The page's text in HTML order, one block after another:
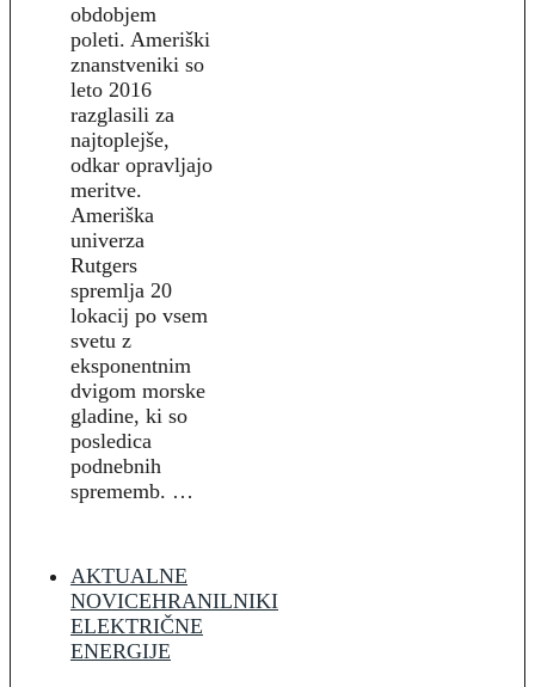
obdobjem
poleti. Ameriški
znanstveniki so
leto 2016
razglasili za
najtoplejše,
odkar opravljajo
meritve.
Ameriška
univerza
Rutgers
spremlja 20
lokacij po vsem
svetu z
eksponentnim
dvigom morske
gladine, ki so
posledica
podnebnih
sprememb. …
AKTUALNE
NOVICEHRANILNIKI
ELEKTRIČNE
ENERGIJE